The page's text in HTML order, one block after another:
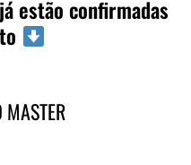
estão confirmadas
MASTER